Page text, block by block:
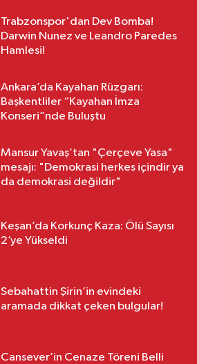
Trabzonspor'dan Dev Bomba!
Darwin Nunez ve Leandro Paredes
Hamlesi!
Ankara’da Kayahan Rüzgarı:
Başkentliler “Kayahan İmza
Konseri”nde Buluştu
Mansur Yavaş’tan "Çerçeve Yasa"
mesajı: "Demokrasi herkes içindir ya
da demokrasi değildir"
Keşan’da Korkunç Kaza: Ölü Sayısı
2’ye Yükseldi
Sebahattin Şirin’in evindeki
aramada dikkat çeken bulgular!
Cansever’in Cenaze Töreni Belli